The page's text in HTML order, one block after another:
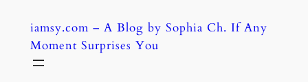
content
iamsy.com – A Blog by Sophia Ch. If Any
Moment Surprises You